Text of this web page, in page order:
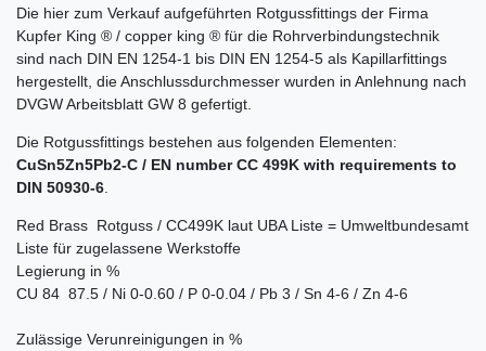
Die hier zum Verkauf aufgeführten Rotgussfittings der Firma
Kupfer King ® / copper king ® für die Rohrverbindungstechnik
sind nach DIN EN 1254-1 bis DIN EN 1254-5 als Kapillarfittings
hergestellt, die Anschlussdurchmesser wurden in Anlehnung nach
DVGW Arbeitsblatt GW 8 gefertigt.
Die Rotgussfittings bestehen aus folgenden Elementen:
CuSn5Zn5Pb2-C / EN number CC 499K with requirements to
DIN 50930-6.
Red Brass  Rotguss / CC499K laut UBA Liste = Umweltbundesamt
Liste für zugelassene Werkstoffe
Legierung in %
CU 84  87.5 / Ni 0-0.60 / P 0-0.04 / Pb 3 / Sn 4-6 / Zn 4-6
Zulässige Verunreinigungen in %